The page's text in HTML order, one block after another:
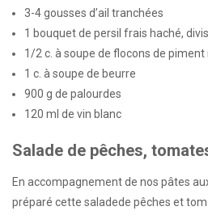
3-4 gousses d’ail tranchées
1 bouquet de persil frais haché,
1/2 c. à soupe de flocons de piment
1 c. à soupe de beurre
900 g de palourdes
120 ml de vin blanc
Salade de pêches,
En accompagnement de nos pâtes
préparé cette saladede pêches et